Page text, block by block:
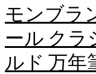
モンブラ
ール クラ
ルド 万年